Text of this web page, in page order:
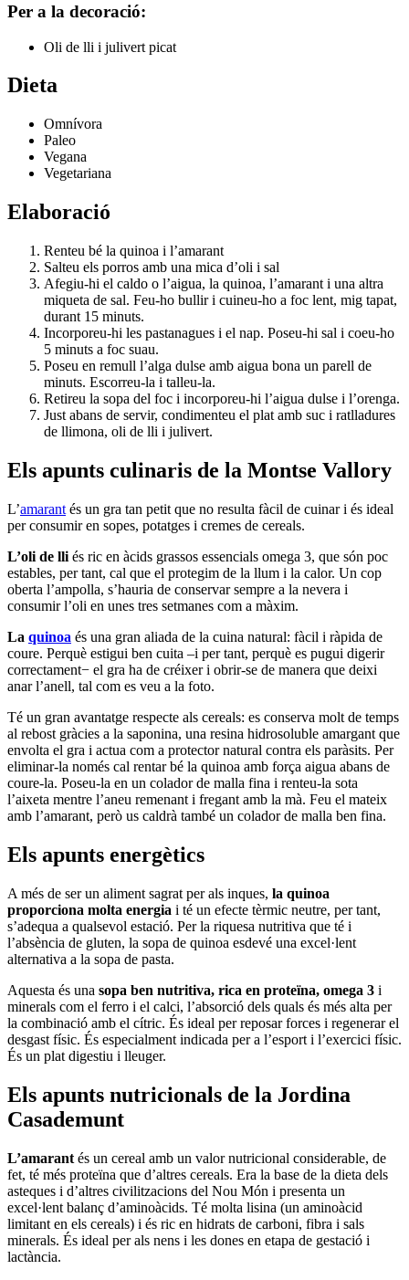
Per a la decoració:
Oli de lli i julivert picat
Dieta
Omnívora
Paleo
Vegana
Vegetariana
Elaboració
Renteu bé la quinoa i l’amarant
Salteu els porros amb una mica d’oli i sal
Afegiu-hi el caldo o l’aigua, la quinoa, l’amarant i una altra
miqueta de sal. Feu-ho bullir i cuineu-ho a foc lent, mig tapat,
durant 15 minuts.
Incorporeu-hi les pastanagues i el nap. Poseu-hi sal i coeu-ho
5 minuts a foc suau.
Poseu en remull l’alga dulse amb aigua bona un parell de
minuts. Escorreu-la i talleu-la.
Retireu la sopa del foc i incorporeu-hi l’aigua dulse i l’orenga.
Just abans de servir, condimenteu el plat amb suc i ratlladures
de llimona, oli de lli i julivert.
Els apunts culinaris de la Montse Vallory
L’amarant és un gra tan petit que no resulta fàcil de cuinar i és ideal
per consumir en sopes, potatges i cremes de cereals.
L’oli de lli és ric en àcids grassos essencials omega 3, que són poc
estables, per tant, cal que el protegim de la llum i la calor. Un cop
oberta l’ampolla, s’hauria de conservar sempre a la nevera i
consumir l’oli en unes tres setmanes com a màxim.
La quinoa és una gran aliada de la cuina natural: fàcil i ràpida de
coure. Perquè estigui ben cuita –i per tant, perquè es pugui digerir
correctament− el gra ha de créixer i obrir-se de manera que deixi
anar l’anell, tal com es veu a la foto.
Té un gran avantatge respecte als cereals: es conserva molt de temps
al rebost gràcies a la saponina, una resina hidrosoluble amargant que
envolta el gra i actua com a protector natural contra els paràsits. Per
eliminar-la només cal rentar bé la quinoa amb força aigua abans de
coure-la. Poseu-la en un colador de malla fina i renteu-la sota
l’aixeta mentre l’aneu remenant i fregant amb la mà. Feu el mateix
amb l’amarant, però us caldrà també un colador de malla ben fina.
Els apunts energètics
A més de ser un aliment sagrat per als inques, la quinoa
proporciona molta energia i té un efecte tèrmic neutre, per tant,
s’adequa a qualsevol estació. Per la riquesa nutritiva que té i
l’absència de gluten, la sopa de quinoa esdevé una excel·lent
alternativa a la sopa de pasta.
Aquesta és una sopa ben nutritiva, rica en proteïna, omega 3 i
minerals com el ferro i el calci, l’absorció dels quals és més alta per
la combinació amb el cítric. És ideal per reposar forces i regenerar el
desgast físic. És especialment indicada per a l’esport i l’exercici físic.
És un plat digestiu i lleuger.
Els apunts nutricionals de la Jordina
Casademunt
L’amarant és un cereal amb un valor nutricional considerable, de
fet, té més proteïna que d’altres cereals. Era la base de la dieta dels
asteques i d’altres civilitzacions del Nou Món i presenta un
excel·lent balanç d’aminoàcids. Té molta lisina (un aminoàcid
limitant en els cereals) i és ric en hidrats de carboni, fibra i sals
minerals. És ideal per als nens i les dones en etapa de gestació i
lactància.